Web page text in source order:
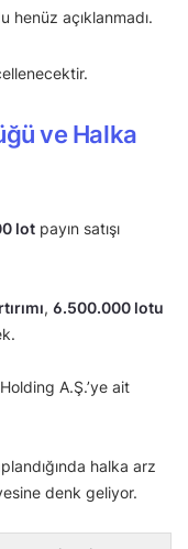
henüz açıklanmadı.
ve Halka
lot payın satışı
, 6.500.000 lotu
A.Ş.’ye ait
halka arz
denk geliyor.